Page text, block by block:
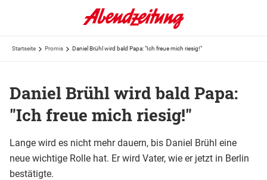
Startseite Promis Daniel Brühl wird bald Papa: "Ich freue mich riesig!"
Daniel Brühl wird bald Papa:
"Ich freue mich riesig!"
Lange wird es nicht mehr dauern, bis Daniel Brühl eine
neue wichtige Rolle hat. Er wird Vater, wie er jetzt in Berlin
bestätigte.